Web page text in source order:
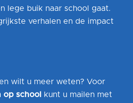
lege buik naar school gaat.
verhalen en de impact
wilt u meer weten? Voor
op school
kunt u mailen met